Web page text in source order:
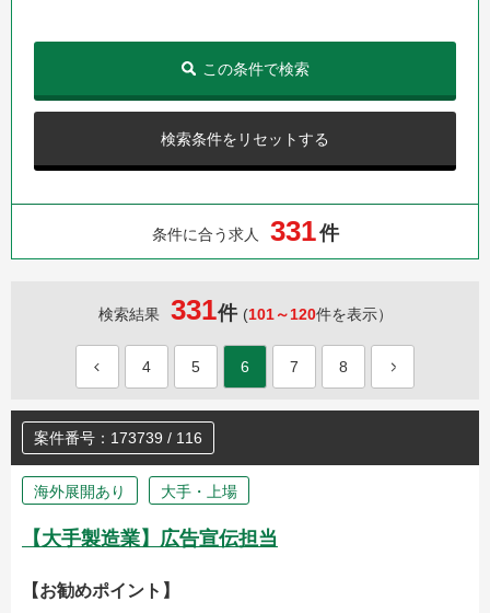
検索条件をリセットする
この条件で検索
条件に合う求人 331件
検索結果 331件 (101～120件を表示）
4 5 6 7 8
案件番号：173739 / 116
海外展開あり 大手・上場
【大手製造業】広告宣伝担当
【お勧めポイント】